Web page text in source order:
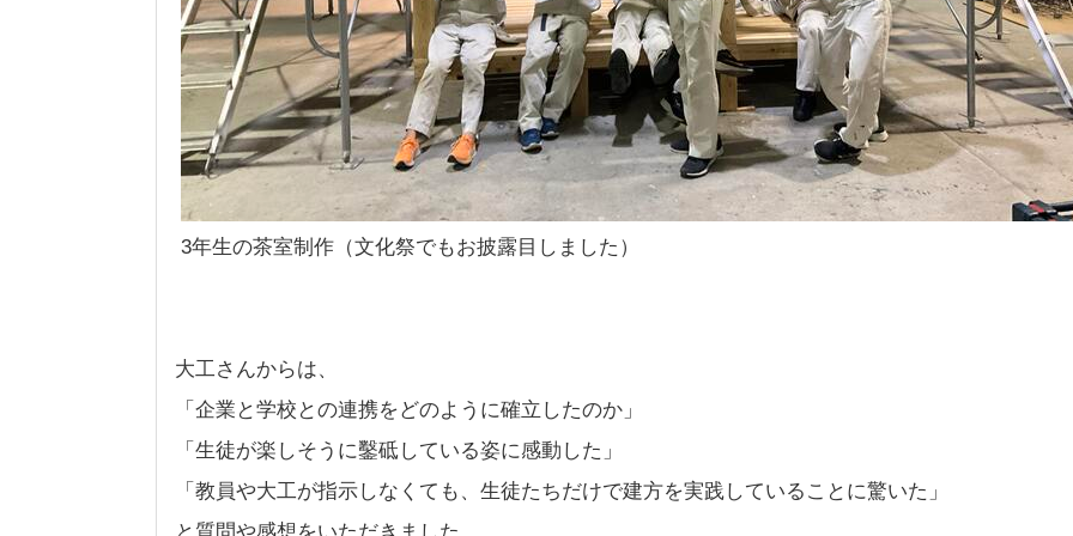
3年生の茶室制作（文化祭でもお披露目しました）
大工さんからは、
「企業と学校との連携をどのように確立したのか」
「生徒が楽しそうに鑿砥している姿に感動した」
「教員や大工が指示しなくても、生徒たちだけで建方を実践していることに驚いた」